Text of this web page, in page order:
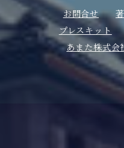
お問合せ
プレスキット
あまた株式会